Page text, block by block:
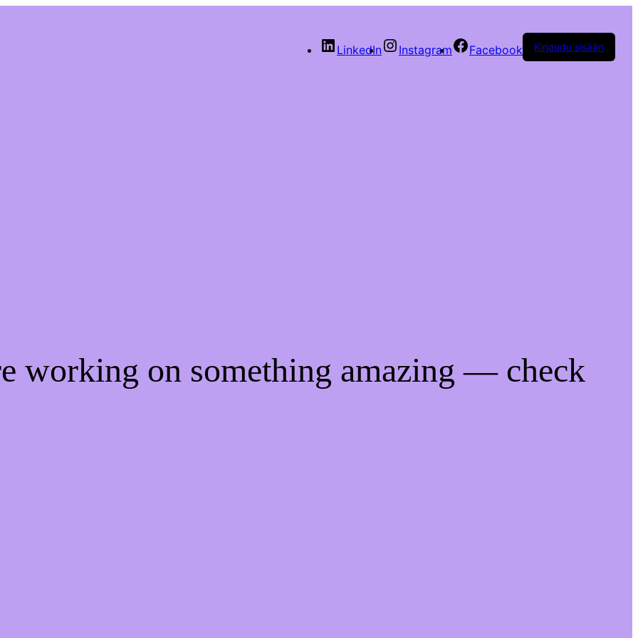
LinkedIn Instagram Facebook Kirjaudu sisään
working on something amazing — check